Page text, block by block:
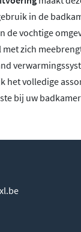
in de
de vochtige
zich
het volledige
bij uw